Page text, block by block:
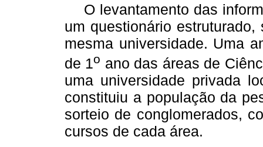
O levantamento das
um questionário
mesma universidade. Uma
de 1o ano das áreas de
uma universidade privada
constituiu a população da
sorteio de conglomerados,
cursos de cada área.